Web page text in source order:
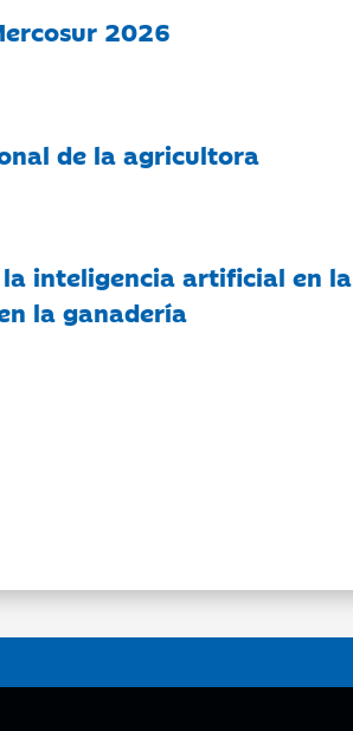
2026
de la agricultora
inteligencia artificial en la
la ganadería